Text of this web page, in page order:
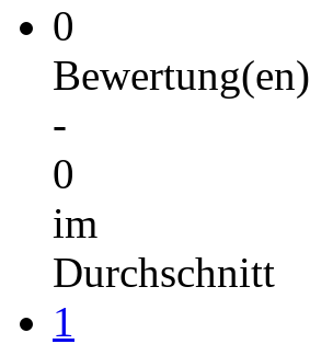
0
Bewertung(en)
-
0
im
Durchschnitt
1